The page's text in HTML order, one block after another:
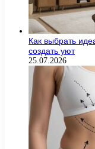
Как выбрать
создать уют
25.07.2026